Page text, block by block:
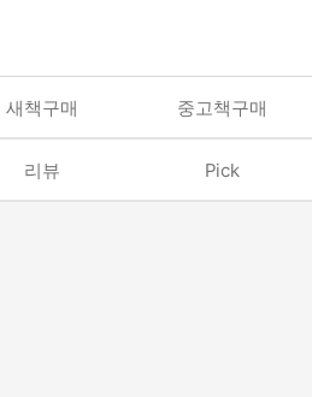
새책구매 중고책구매
리뷰 Pick